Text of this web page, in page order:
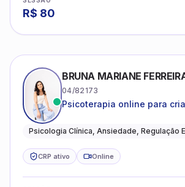
R$ 80
BRUNA MARIANE
04/82173
Psicoterapia online para
reduzir a ansiedade e
Psicologia Clínica, Ansiedade, Regulação
CRP ativo Online